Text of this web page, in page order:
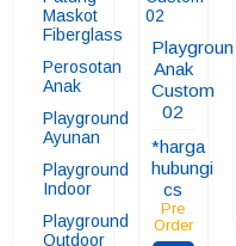
Maskot
Fiberglass
Perosotan
Anak
Playground
Ayunan
Playground
Indoor
Playground
Outdoor
Playground
Anak
Custom
02
*harga
hubungi
cs
Pre
Order